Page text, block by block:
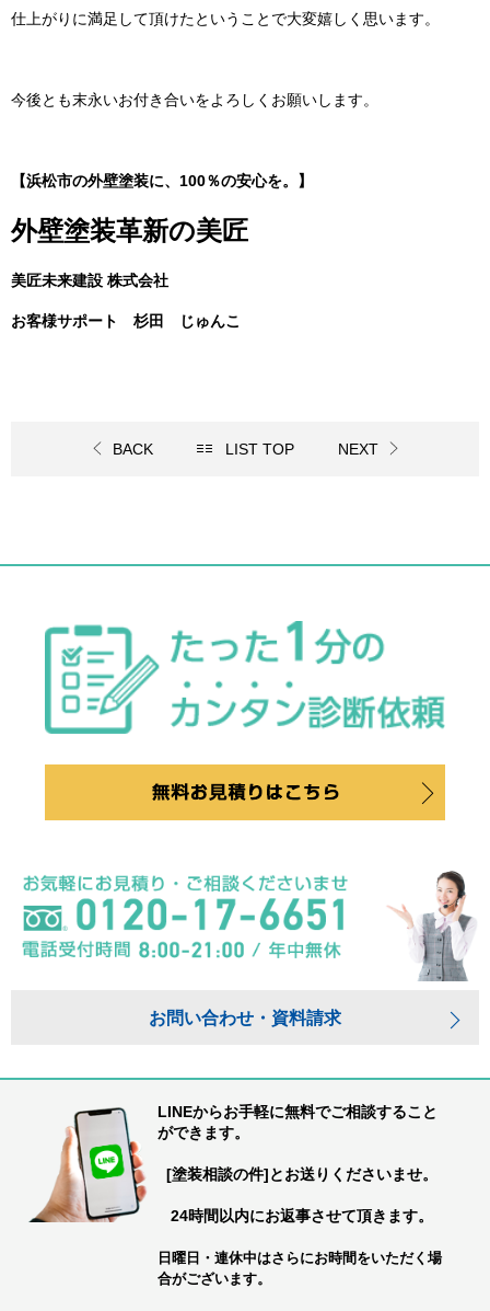
仕上がりに満足して頂けたということで大変嬉しく思います。
今後とも末永いお付き合いをよろしくお願いします。
【浜松市の外壁塗装に、100％の安心を。】
外壁塗装革新の美匠
美匠未来建設 株式会社
お客様サポート 杉田 じゅんこ
BACK LIST TOP NEXT
お問い合わせ・資料請求
LINEからお手軽に無料でご相談すること
ができます。
[塗装相談の件]とお送りくださいませ。
24時間以内にお返事させて頂きます。
日曜日・連休中はさらにお時間をいただく場
合がございます。